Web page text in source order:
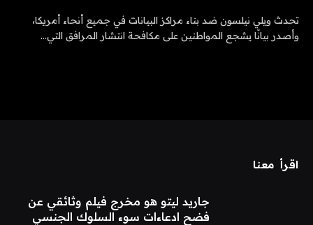
تحدث ويلي نيلسون ضد بناء مراكز البيانات في جميع أنحاء أمريكا،
وأصدر بيانًا يشجع المواطنين على مكافحة انتشار المرافق التي…
اقرأ معنا
جاريد ليتو هو مخرج فيلم وثائقي عن
فضح ادعاءات سوء السلوك الجنسي